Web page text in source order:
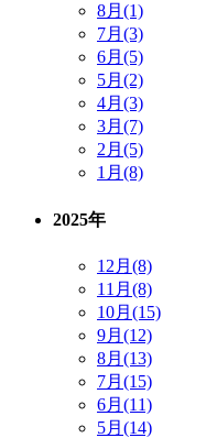
8月(1)
7月(3)
6月(5)
5月(2)
4月(3)
3月(7)
2月(5)
1月(8)
2025年
12月(8)
11月(8)
10月(15)
9月(12)
8月(13)
7月(15)
6月(11)
5月(14)